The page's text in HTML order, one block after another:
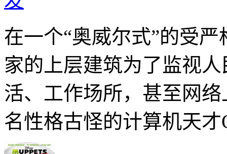
在一个“奥威尔式”的受
家的上层建筑为了监视
活、工作场所，甚至网
名性格古怪的计算机天才